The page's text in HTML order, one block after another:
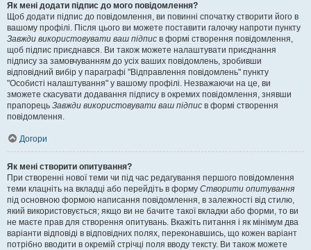
Як мені додати підпис до мого повідомлення?
Щоб додати підпис до повідомлення, ви повинні спочатку створити його в
вашому профілі. Після цього ви можете поставити галочку напроти пункту
Завжди використовувати ваш підпис в формі створення повідомлення,
щоб підпис приєднався. Ви також можете налаштувати приєднання
підпису за замовчуванням до усіх ваших повідомлень, зробивши
відповідний вибір у параграфі "Відправлення повідомлень" пункту
"Особисті налаштування" у вашому профілі. Незважаючи на це, ви
зможете скасувати додавання підпису в окремих повідомлення, знявши
прапорець Завжди використовувати ваш підпис в формі створення
повідомлення.
Догори
Як мені створити опитування?
При створенні нової теми чи під час редагування першого повідомлення
теми клацніть на вкладці або перейдіть в форму Створити опитування
під основною формою написання повідомлення, в залежності від стилю,
який використовується; якщо ви не бачите такої вкладки або форми, то ви
не маєте прав для створення опитувань. Вкажіть питання і як мінімум два
варіанти відповіді в відповідних полях, переконавшись, що кожен варіант
потрібно вводити в окремій стрічці поля вводу тексту. Ви також можете